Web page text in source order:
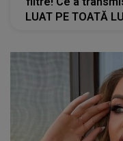
LUAT PE TOATĂ